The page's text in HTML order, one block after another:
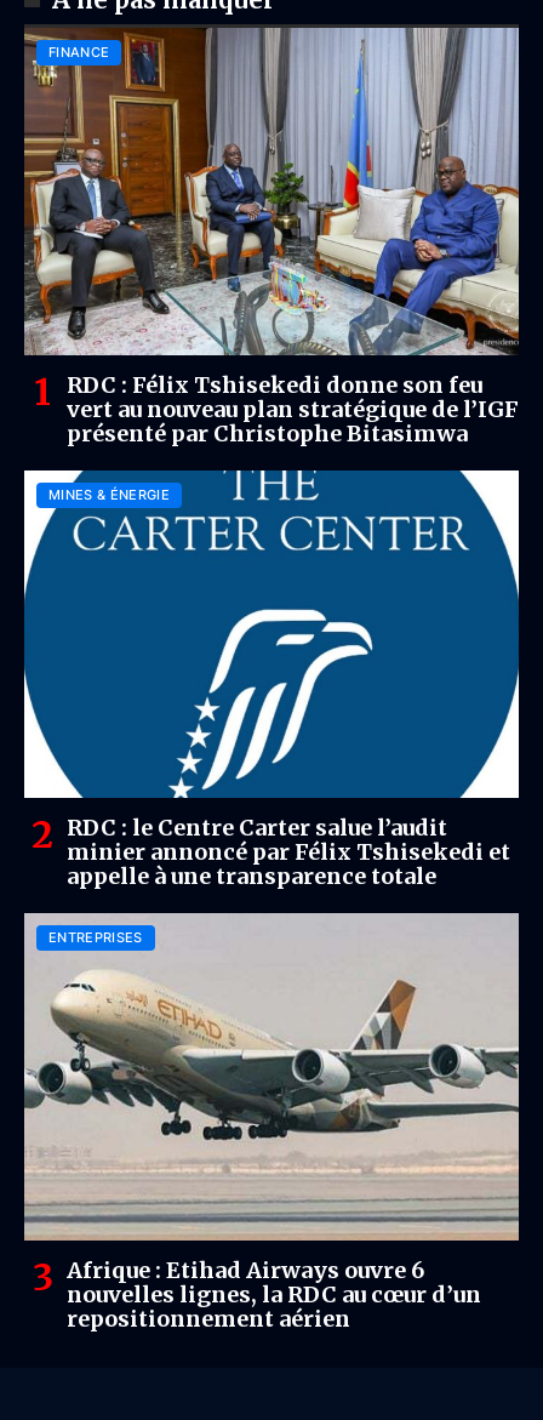
FINANCE
RDC : Félix Tshisekedi donne son feu
vert au nouveau plan stratégique de l’IGF
présenté par Christophe Bitasimwa
MINES & ÉNERGIE
RDC : le Centre Carter salue l’audit
minier annoncé par Félix Tshisekedi et
appelle à une transparence totale
ENTREPRISES
Afrique : Etihad Airways ouvre 6
nouvelles lignes, la RDC au cœur d’un
repositionnement aérien